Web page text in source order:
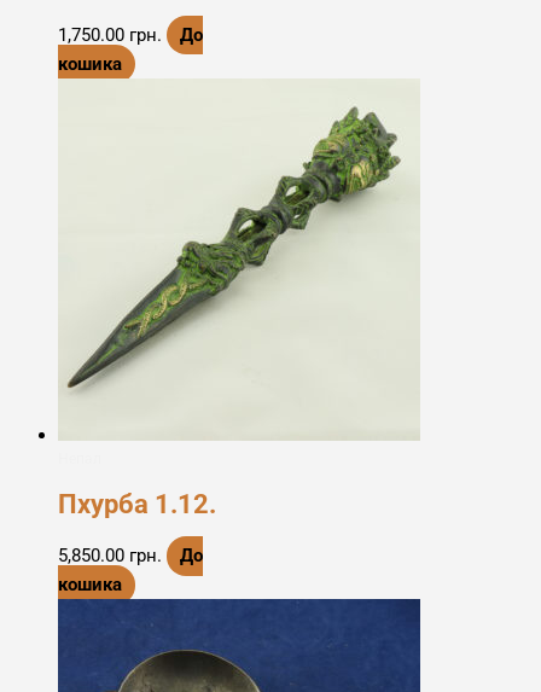
1,750.00 грн.
До
кошика
Пхурба 1.12.
5,850.00 грн.
До
кошика